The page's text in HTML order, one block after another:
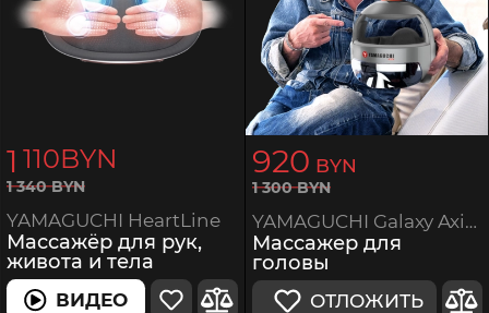
1 110BYN
1 340BYN
YAMAGUCHI HeartLine
Массажёр для рук,
живота и тела
ВИДЕО
920 BYN
1 300BYN
YAMAGUCHI Galaxy Axiom PRO Chrome
Массажер для
головы
ОТЛОЖИТЬ